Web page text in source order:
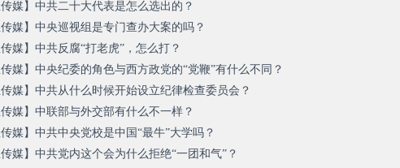
传媒】中共二十大代表是怎么选出的？
传媒】中央巡视组是专门查办大案的吗？
传媒】中共反腐“打老虎”，怎么打？
传媒】中央纪委的角色与西方政党的“党鞭”有什么不同？
传媒】中共从什么时候开始设立纪律检查委员会？
传媒】中联部与外交部有什么不一样？
传媒】中共中央党校是中国“最牛”大学吗？
传媒】中共党内这个会为什么拒绝“一团和气”？